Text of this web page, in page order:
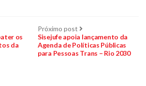
os
da
Próximo post Próximo
post:
Sisejufe apoia lançamento da
Agenda de Políticas Públicas
para Pessoas Trans – Rio 2030